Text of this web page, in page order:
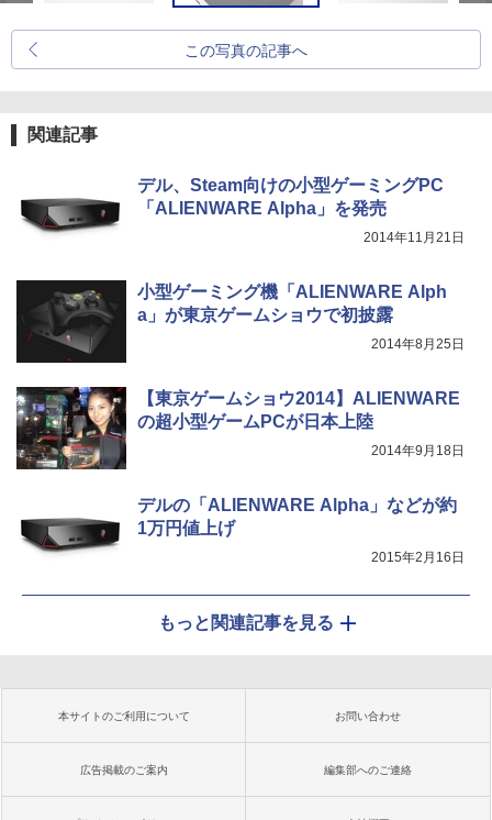
この写真の記事へ
関連記事
デル、Steam向けの小型ゲーミングPC
「ALIENWARE Alpha」を発売
2014年11月21日
小型ゲーミング機「ALIENWARE Alph
a」が東京ゲームショウで初披露
2014年8月25日
【東京ゲームショウ2014】ALIENWARE
の超小型ゲームPCが日本上陸
2014年9月18日
デルの「ALIENWARE Alpha」などが約
1万円値上げ
2015年2月16日
もっと関連記事を見る
本サイトのご利用について お問い合わせ
広告掲載のご案内 編集部へのご連絡